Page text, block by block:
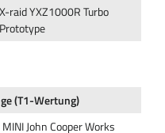
X-raid YXZ1000R Turbo
Prototype
(T1-Wertung)
MINI John Cooper Works